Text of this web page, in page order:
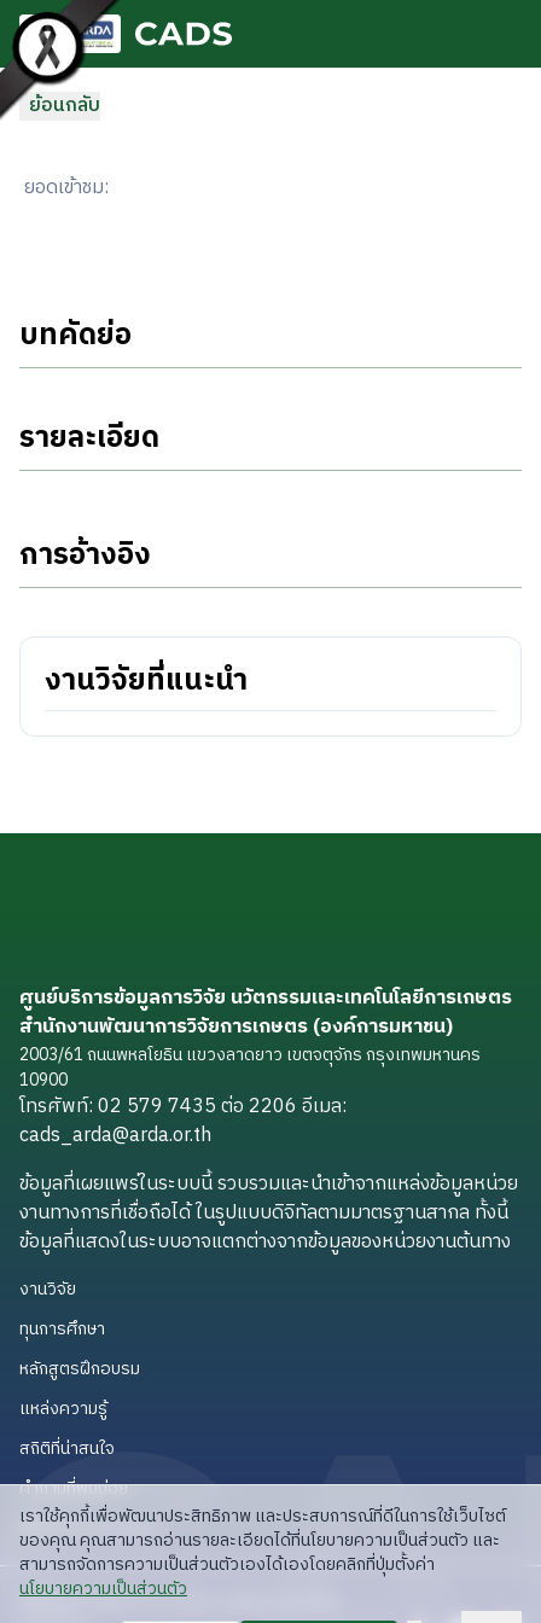
ข้ามไปยังเนื้อหาหลัก
ย้อนกลับ
ยอดเข้าชม:
บทคัดย่อ
รายละเอียด
การอ้างอิง
งานวิจัยที่แนะนำ
ศูนย์บริการข้อมูลการวิจัย นวัตกรรมและเทคโนโลยีการเกษตร
สำนักงานพัฒนาการวิจัยการเกษตร (องค์การมหาชน)
2003/61 ถนนพหลโยธิน แขวงลาดยาว เขตจตุจักร กรุงเทพมหานคร
10900
โทรศัพท์: 02 579 7435 ต่อ 2206 อีเมล:
cads_arda@arda.or.th
ข้อมูลที่เผยแพร่ในระบบนี้ รวบรวมและนำเข้าจากแหล่งข้อมูลหน่วย
งานทางการที่เชื่อถือได้ ในรูปแบบดิจิทัลตามมาตรฐานสากล ทั้งนี้
ข้อมูลที่แสดงในระบบอาจแตกต่างจากข้อมูลของหน่วยงานต้นทาง
งานวิจัย
ทุนการศึกษา
หลักสูตรฝึกอบรม
แหล่งความรู้แหล่งความรู้
สถิติที่น่าสนใจ
คำถามที่พบบ่อยคำถามที่พบบ่อย
API สำหรับนักพัฒนาAPI สำหรับนักพัฒนา
ลิขสิทธิ์ © 2025 สวก: สำนักงานพัฒนาการวิจัย
เราใช้คุกกี้เพื่อพัฒนาประสิทธิภาพ และประสบการณ์ที่ดีในการใช้เว็บไซต์
ของคุณ คุณสามารถอ่านรายละเอียดได้ที่นโยบายความเป็นส่วนตัว และ
สามารถจัดการความเป็นส่วนตัวเองได้เองโดยคลิกที่ปุ่มตั้งค่า
read privacy policy
นโยบายความเป็นส่วนตัว